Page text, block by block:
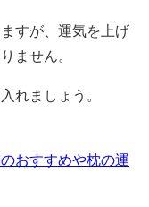
すが、運気を上げ
ません。
れましょう。
おすすめや枕の運